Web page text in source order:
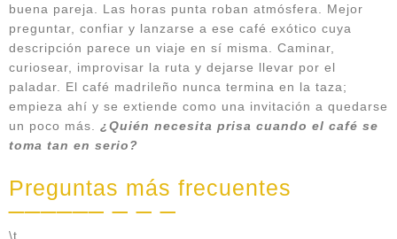
buena pareja. Las horas punta roban atmósfera. Mejor
preguntar, confiar y lanzarse a ese café exótico cuya
descripción parece un viaje en sí misma. Caminar,
curiosear, improvisar la ruta y dejarse llevar por el
paladar. El café madrileño nunca termina en la taza;
empieza ahí y se extiende como una invitación a quedarse
un poco más. ¿Quién necesita prisa cuando el café se
toma tan en serio?
Preguntas más frecuentes
\t